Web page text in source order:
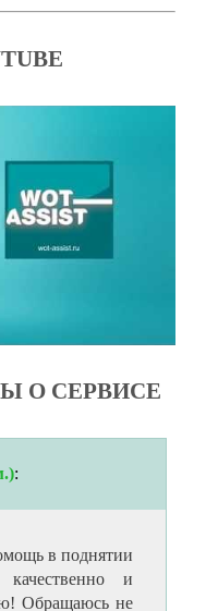
О СЕРВИСЕ
:
в поднятии
качественно и
Обращаюсь не